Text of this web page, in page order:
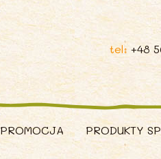
tel: +48
PROMOCJA PRODUKTY